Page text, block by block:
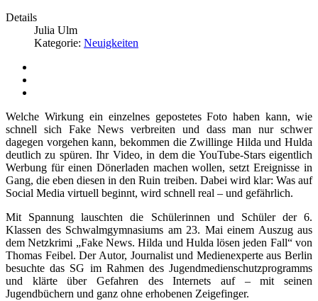
Details
Julia Ulm
Kategorie: Neuigkeiten
Welche Wirkung ein einzelnes gepostetes Foto haben kann, wie
schnell sich Fake News verbreiten und dass man nur schwer
dagegen vorgehen kann, bekommen die Zwillinge Hilda und Hulda
deutlich zu spüren. Ihr Video, in dem die YouTube-Stars eigentlich
Werbung für einen Dönerladen machen wollen, setzt Ereignisse in
Gang, die eben diesen in den Ruin treiben. Dabei wird klar: Was auf
Social Media virtuell beginnt, wird schnell real – und gefährlich.
Mit Spannung lauschten die Schülerinnen und Schüler der 6.
Klassen des Schwalmgymnasiums am 23. Mai einem Auszug aus
dem Netzkrimi „Fake News. Hilda und Hulda lösen jeden Fall“ von
Thomas Feibel. Der Autor, Journalist und Medienexperte aus Berlin
besuchte das SG im Rahmen des Jugendmedienschutzprogramms
und klärte über Gefahren des Internets auf – mit seinen
Jugendbüchern und ganz ohne erhobenen Zeigefinger.